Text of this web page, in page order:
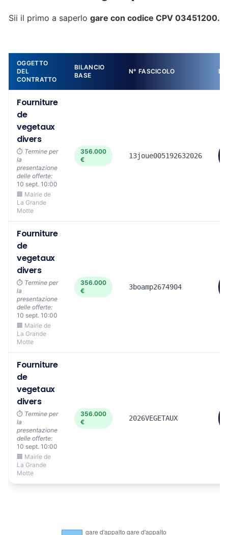
Sii il primo a saperlo gare con codice CPV 03451200.
OGGETTO
DEL
CONTRATTO
BILANCIO
BASE
N° FASCICOLO
Fourniture
de
vegetaux
divers
⏱️ Termine per
la
presentazione
delle offerte:
10 sept. 10:00
🏢 Mairie de
La Grande
Motte
356.000
€
13joue005192632026
Fourniture
de
vegetaux
divers
⏱️ Termine per
la
presentazione
delle offerte:
10 sept. 10:00
🏢 Mairie de
La Grande
Motte
356.000
€
3boamp2674904
Fourniture
de
vegetaux
divers
⏱️ Termine per
la
presentazione
delle offerte:
10 sept. 10:00
🏢 Mairie de
La Grande
Motte
356.000
€
2026VEGETAUX